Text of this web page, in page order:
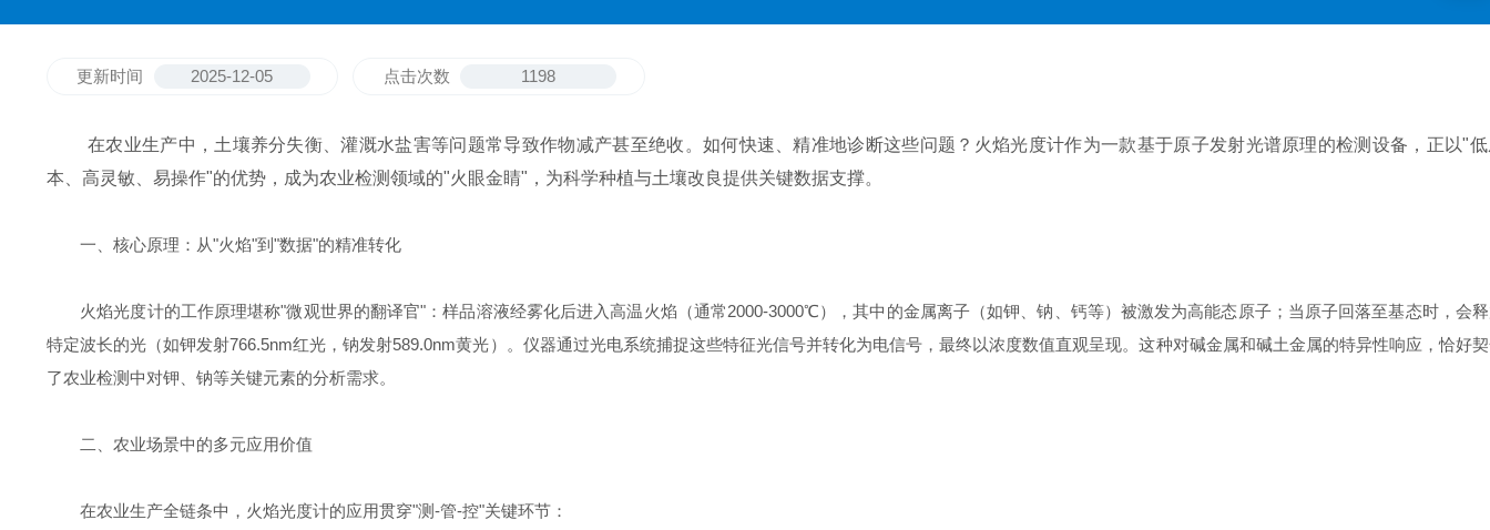
更新时间 2025-12-05 点击次数 1198
在农业生产中，土壤养分失衡、灌溉水盐害等问题常导致作物减产甚至绝收。如何快速、精准地诊断这些问题？火焰光度计作为一款基于原子发射光谱原理的检测设备，正以"
本、高灵敏、易操作"的优势，成为农业检测领域的"火眼金睛"，为科学种植与土壤改良提供关键数据支撑。
一、核心原理：从"火焰"到"数据"的精准转化
火焰光度计的工作原理堪称"微观世界的翻译官"：样品溶液经雾化后进入高温火焰（通常2000-3000℃），其中的金属离子（如钾、钠、钙等）被激发为高能态原子；当原子回落至基态时，会
特定波长的光（如钾发射766.5nm红光，钠发射589.0nm黄光）。仪器通过光电系统捕捉这些特征光信号并转化为电信号，最终以浓度数值直观呈现。这种对碱金属和碱土金属的特异性响应，恰好
了农业检测中对钾、钠等关键元素的分析需求。
二、农业场景中的多元应用价值
在农业生产全链条中，火焰光度计的应用贯穿"测-管-控"关键环节：